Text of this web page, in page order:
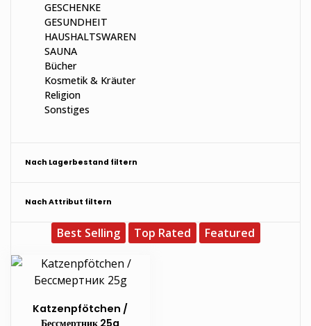
GESCHENKE
GESUNDHEIT
HAUSHALTSWAREN
SAUNA
Bücher
Kosmetik & Kräuter
Religion
Sonstiges
Nach Lagerbestand filtern
Nach Attribut filtern
Best Selling Top Rated Featured
Katzenpfötchen /